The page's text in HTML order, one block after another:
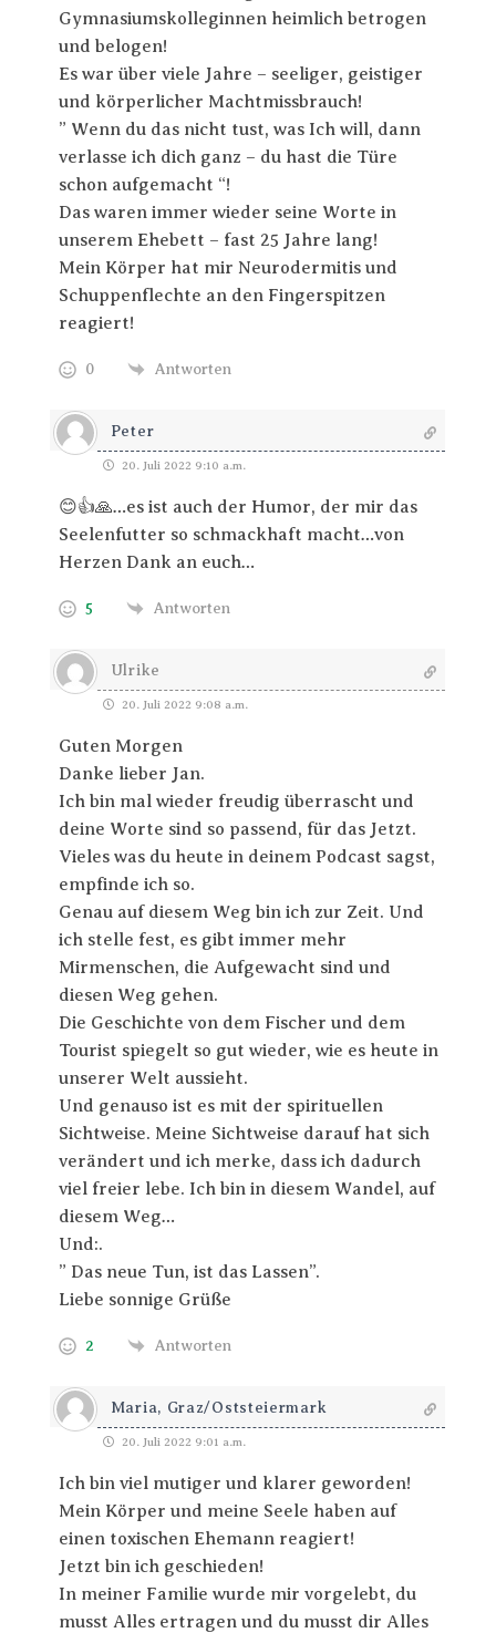
Gymnasiumskolleginnen heimlich betrogen
und belogen!
Es war über viele Jahre – seeliger, geistiger
und körperlicher Machtmissbrauch!
” Wenn du das nicht tust, was Ich will, dann
verlasse ich dich ganz – du hast die Türe
schon aufgemacht “!
Das waren immer wieder seine Worte in
unserem Ehebett – fast 25 Jahre lang!
Mein Körper hat mir Neurodermitis und
Schuppenflechte an den Fingerspitzen
reagiert!
0 Antworten
Peter
20. Juli 2022 9:10 a.m.
😊👍🙏…es ist auch der Humor, der mir das
Seelenfutter so schmackhaft macht…von
Herzen Dank an euch…
5 Antworten
Ulrike
20. Juli 2022 9:08 a.m.
Guten Morgen
Danke lieber Jan.
Ich bin mal wieder freudig überrascht und
deine Worte sind so passend, für das Jetzt.
Vieles was du heute in deinem Podcast sagst,
empfinde ich so.
Genau auf diesem Weg bin ich zur Zeit. Und
ich stelle fest, es gibt immer mehr
Mirmenschen, die Aufgewacht sind und
diesen Weg gehen.
Die Geschichte von dem Fischer und dem
Tourist spiegelt so gut wieder, wie es heute in
unserer Welt aussieht.
Und genauso ist es mit der spirituellen
Sichtweise. Meine Sichtweise darauf hat sich
verändert und ich merke, dass ich dadurch
viel freier lebe. Ich bin in diesem Wandel, auf
diesem Weg…
Und:.
” Das neue Tun, ist das Lassen”.
Liebe sonnige Grüße
2 Antworten
Maria, Graz/Oststeiermark
20. Juli 2022 9:01 a.m.
Ich bin viel mutiger und klarer geworden!
Mein Körper und meine Seele haben auf
einen toxischen Ehemann reagiert!
Jetzt bin ich geschieden!
In meiner Familie wurde mir vorgelebt, du
musst Alles ertragen und du musst dir Alles